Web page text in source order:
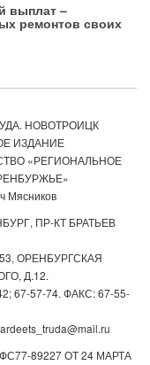
выплат –
ремонтов своих
НОВОТРОИЦК
ИЗДАНИЕ
«РЕГИОНАЛЬНОЕ
Мясников
ПР-КТ БРАТЬЕВ
ОРЕНБУРГСКАЯ
Д.12.
67-57-74. ФАКС: 67-55-
89227 ОТ 24 МАРТА